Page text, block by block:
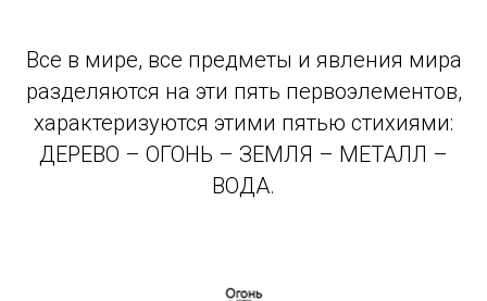
Все в мире, все предметы и явления мира
разделяются на эти пять первоэлементов,
характеризуются этими пятью стихиями:
ДЕРЕВО – ОГОНЬ – ЗЕМЛЯ – МЕТАЛЛ –
ВОДА.